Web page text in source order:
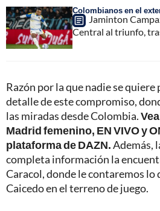
Colombianos en el
Jaminton
Central al triunfo,
Razón por la que nadie se
detalle de este compromiso,
las miradas desde Colombia.
Madrid femenino, EN VIVO y
plataforma de DAZN.Además,
completa información la
Caracol, donde le contaremos lo
Caicedo en el terreno de juego.